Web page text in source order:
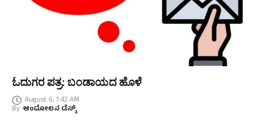
ಓದುಗರ ಪತ್ರ: ಬಂಡಾಯದ ಹೊಳೆ
August 6, 1:42 AM
By ಆಂದೋಲನ ಡೆಸ್ಕ್